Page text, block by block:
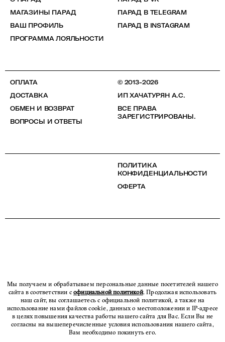
МАГАЗИНЫ ПАРАД
ВАШ ПРОФИЛЬ
ПРОГРАММА ЛОЯЛЬНОСТИ
ПАРАД В TELEGRAM
ПАРАД В INSTAGRAM
ОПЛАТА
ДОСТАВКА
ОБМЕН И ВОЗВРАТ
ВОПРОСЫ И ОТВЕТЫ
© 2013-2026
ИП ХАЧАТУРЯН А.С.
ВСЕ ПРАВА
ЗАРЕГИСТРИРОВАНЫ.
ПОЛИТИКА
КОНФИДЕНЦИАЛЬНОСТИ
ОФЕРТА
Мы получаем и обрабатываем персональные данные посетителей нашего
сайта в соответствии софициальной политикой. Продолжая использовать
наш сайт, вы соглашаетесь с официальной политикой, а также на
использование нами файлов cookie, данных о местоположении и IP-адресе
в целях повышения качества работы нашего сайта для Вас. Если Вы не
согласны на вышеперечисленные условия использования нашего сайта,
Вам необходимо покинуть его.